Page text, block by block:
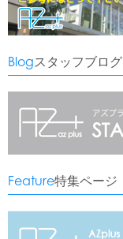
Blogスタッフブログ
Feature特集ページ